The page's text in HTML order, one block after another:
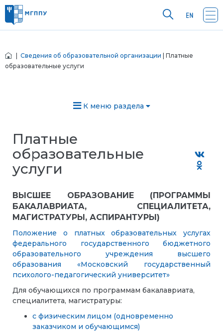
Сведения об образовательной организации | Платные
образовательные услуги
К меню раздела
Платные
образовательные
услуги
ВЫСШЕЕ ОБРАЗОВАНИЕ (ПРОГРАММЫ
БАКАЛАВРИАТА, СПЕЦИАЛИТЕТА,
МАГИСТРАТУРЫ, АСПИРАНТУРЫ)
Положение о платных образовательных услугах
федерального государственного бюджетного
образовательного учреждения высшего
образования «Московский государственный
психолого-педагогический университет»
Для обучающихся по программам бакалавриата,
специалитета, магистратуры:
с физическим лицом (одновременно
заказчиком и обучающимся)